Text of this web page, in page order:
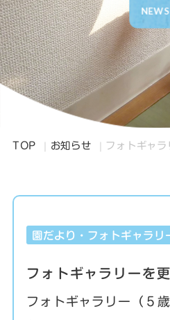
NEWS
TOP お知らせ フォトギャラ
園だより・フォトギャラリ
フォトギャラリーを
フォトギャラリー（５